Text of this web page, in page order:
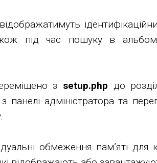
під час пошуку в
з setup.php до
панелі адміністратора та
обмеження пам’яті для